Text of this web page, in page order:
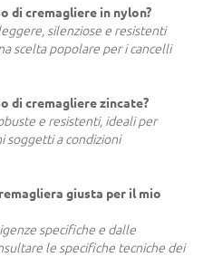
di cremagliere in nylon?
silenziose e resistenti
scelta popolare per i cancelli
di cremagliere zincate?
e resistenti, ideali per
soggetti a condizioni
giusta per il mio
specifiche e dalle
le specifiche tecniche dei